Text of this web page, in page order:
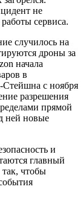
не
сервиса.
случилось на
дроны за
начала
в
с ноября
разрешения
прямой
ней новые
и
главный
чтобы